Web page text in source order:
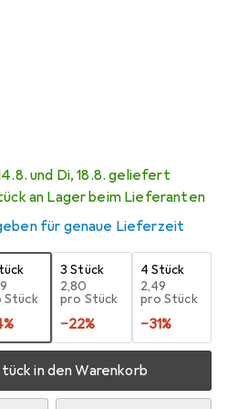
14.8. und Di, 18.8. geliefert
an Lager beim Lieferanten
für genaue Lieferzeit
Stück
%
3 Stück
EUR
2,80
pro Stück
−22%
4 Stück
EUR
2,49
pro Stück
−31%
in den Warenkorb